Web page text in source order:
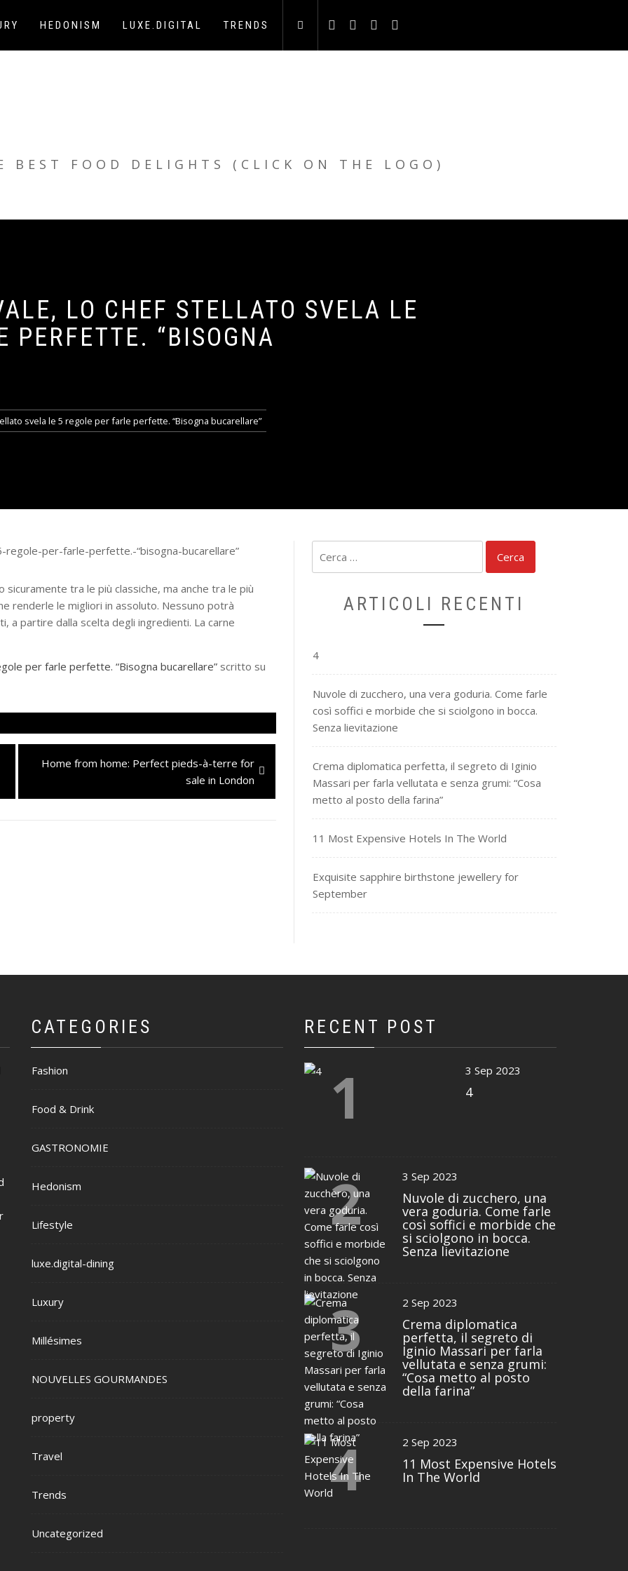
HEDONISM LUXE.DIGITAL TRENDS
BEST FOOD DELIGHTS (CLICK ON THE LOGO)
LO CHEF STELLATO SVELA LE
PERFETTE. “BISOGNA
svela le 5 regole per farle perfette. “Bisogna bucarellare”
sicuramente tra le più classiche, ma anche tra le più
renderle le migliori in assoluto. Nessuno potrà
a partire dalla scelta degli ingredienti. La carne
per farle perfette. “Bisogna bucarellare” scritto su
Next
Home from home: Perfect pieds-à-terre for
sale in London
per:
ARTICOLI RECENTI
4
Nuvole di zucchero, una vera goduria. Come farle
così soffici e morbide che si sciolgono in bocca.
Senza lievitazione
Crema diplomatica perfetta, il segreto di Iginio
Massari per farla vellutata e senza grumi: “Cosa
metto al posto della farina”
11 Most Expensive Hotels In The World
Exquisite sapphire birthstone jewellery for
September
CATEGORIES
Fashion
Food & Drink
GASTRONOMIE
Hedonism
Lifestyle
luxe.digital-dining
Luxury
Millésimes
NOUVELLES GOURMANDES
property
Travel
Trends
Uncategorized
RECENT POST
1 3 Sep 2023
4
2 3 Sep 2023
Nuvole di zucchero, una
vera goduria. Come farle
così soffici e morbide che
si sciolgono in bocca.
Senza lievitazione
3 2 Sep 2023
Crema diplomatica
perfetta, il segreto di
Iginio Massari per farla
vellutata e senza grumi:
“Cosa metto al posto
della farina”
4 2 Sep 2023
11 Most Expensive Hotels
In The World